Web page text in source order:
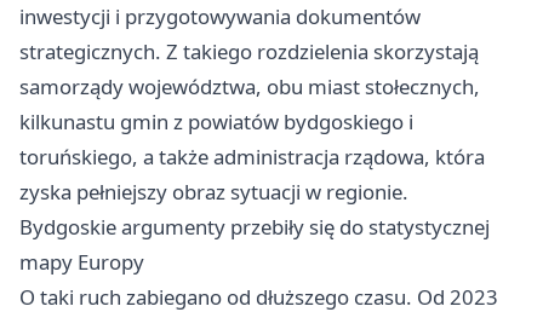
inwestycji i przygotowywania dokumentów
strategicznych. Z takiego rozdzielenia skorzystają
samorządy województwa, obu miast stołecznych,
kilkunastu gmin z powiatów bydgoskiego i
toruńskiego, a także administracja rządowa, która
zyska pełniejszy obraz sytuacji w regionie.
Bydgoskie argumenty przebiły się do statystycznej
mapy Europy
O taki ruch zabiegano od dłuższego czasu. Od 2023